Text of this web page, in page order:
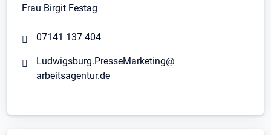
Frau Birgit Festag
07141 137 404
Ludwigsburg.PresseMarketing@
arbeitsagentur.de